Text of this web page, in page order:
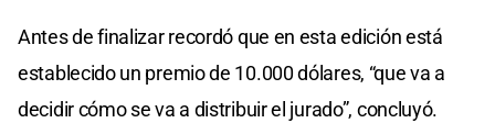
Antes de finalizar recordó que en esta edición está
establecido un premio de 10.000 dólares, “que va a
decidir cómo se va a distribuir el jurado”, concluyó.